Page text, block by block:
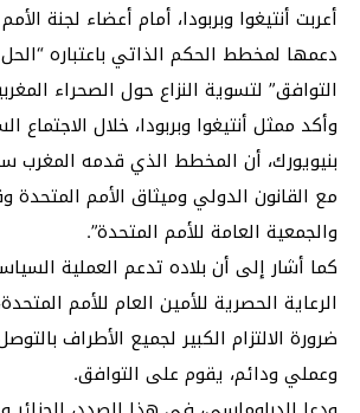
دعمها لمخطط الحكم الذاتي باعتباره
التوافق” لتسوية النزاع حول الصحراء
مع القانون الدولي وميثاق الأمم المتحدة
والجمعية العامة للأمم المتحدة”.
كما أشار إلى أن بلاده تدعم العملية
الرعاية الحصرية للأمين العام للأمم
ضرورة الالتزام الكبير لجميع الأطراف
وعملي ودائم، يقوم على التوافق.